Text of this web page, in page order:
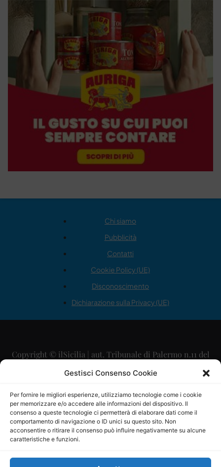
Gestisci Consenso Cookie
Per fornire le migliori esperienze, utilizziamo tecnologie come i cookie
per memorizzare e/o accedere alle informazioni del dispositivo. Il
consenso a queste tecnologie ci permetterà di elaborare dati come il
comportamento di navigazione o ID unici su questo sito. Non
acconsentire o ritirare il consenso può influire negativamente su alcune
caratteristiche e funzioni.
Chi siamo
Pubblicità
Contatti
Cookie Policy (UE)
Disconoscimento
Dichiarazione sulla Privacy (UE)
Copyright © ilSicilia | aut. Tribunale di Palermo n.11 del
29/09/2015
Direttore Editoriale: Maurizio Scaglione
Direttore Responsabile: Maria Calabrese